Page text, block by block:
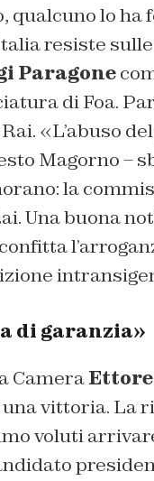
qualcuno lo ha
resiste
Paragone
di Foa.
«L’abuso
Magorno –
la
Una buona
di garanzia»
Camera
vittoria. La
voluti